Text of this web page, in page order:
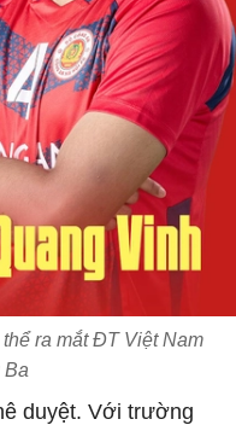
ra mắt ĐT Việt Nam
Ba
duyệt. Với trường